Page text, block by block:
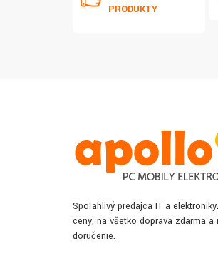
PRODUKTY
Spoľahlivý predajca IT a
ceny, na všetko doprava zdarma a
doručenie.